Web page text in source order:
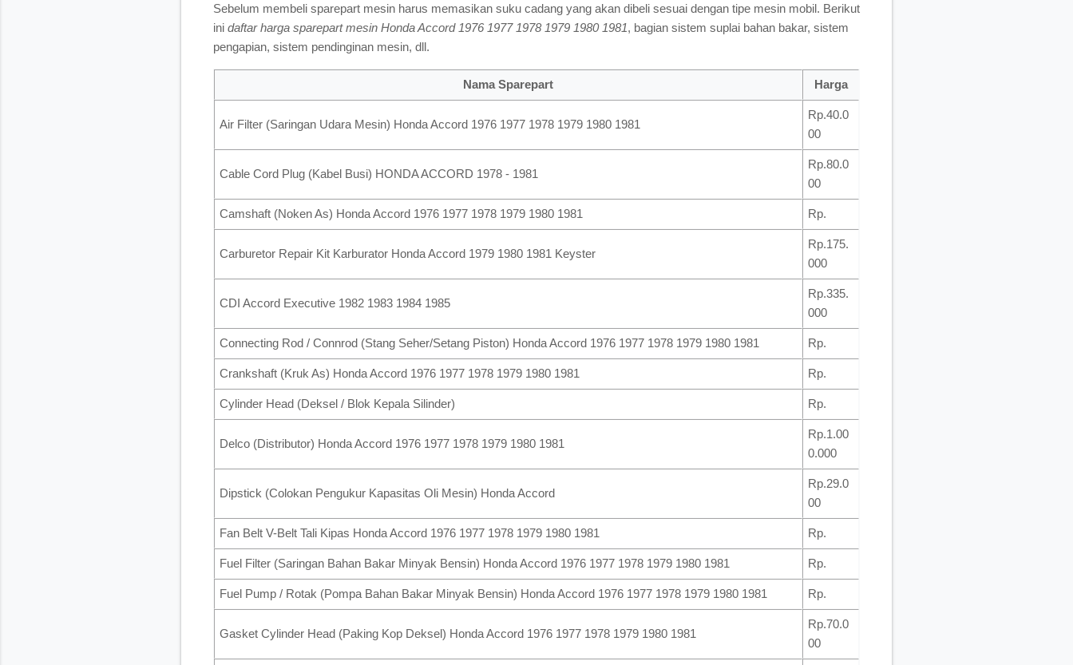
Sebelum membeli sparepart mesin harus memasikan suku cadang yang akan dibeli sesuai dengan tipe mesin mobil. Berikut
ini daftar harga sparepart mesin Honda Accord 1976 1977 1978 1979 1980 1981, bagian sistem suplai bahan bakar, sistem
pengapian, sistem pendinginan mesin, dll.
Nama Sparepart Harga
Air Filter (Saringan Udara Mesin) Honda Accord 1976 1977 1978 1979 1980 1981
Rp.40.0
00
Cable Cord Plug (Kabel Busi) HONDA ACCORD 1978 - 1981
Rp.80.0
00
Camshaft (Noken As) Honda Accord 1976 1977 1978 1979 1980 1981 Rp.
Carburetor Repair Kit Karburator Honda Accord 1979 1980 1981 Keyster
Rp.175.
000
CDI Accord Executive 1982 1983 1984 1985
Rp.335.
000
Connecting Rod / Connrod (Stang Seher/Setang Piston) Honda Accord 1976 1977 1978 1979 1980 1981 Rp.
Crankshaft (Kruk As) Honda Accord 1976 1977 1978 1979 1980 1981 Rp.
Cylinder Head (Deksel / Blok Kepala Silinder) Rp.
Delco (Distributor) Honda Accord 1976 1977 1978 1979 1980 1981
Rp.1.00
0.000
Dipstick (Colokan Pengukur Kapasitas Oli Mesin) Honda Accord
Rp.29.0
00
Fan Belt V-Belt Tali Kipas Honda Accord 1976 1977 1978 1979 1980 1981 Rp.
Fuel Filter (Saringan Bahan Bakar Minyak Bensin) Honda Accord 1976 1977 1978 1979 1980 1981 Rp.
Fuel Pump / Rotak (Pompa Bahan Bakar Minyak Bensin) Honda Accord 1976 1977 1978 1979 1980 1981 Rp.
Gasket Cylinder Head (Paking Kop Deksel) Honda Accord 1976 1977 1978 1979 1980 1981
Rp.70.0
00